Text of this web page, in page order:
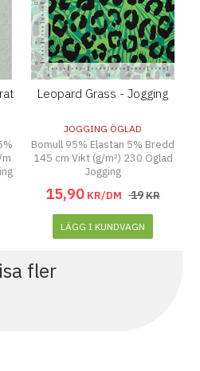
Leopard Grass - Jogging
JOGGING ÖGLAD
Bomull 95% Elastan 5% Bredd
145 cm Vikt (g/m²) 230 Öglad
Jogging
15,90 KR/DM 19KR
LÄGG I KUNDVAGN
fler